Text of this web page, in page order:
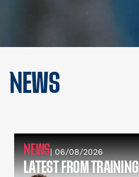
NEWS
NEWS| 06/08/2026
LATEST FROM TRAINING